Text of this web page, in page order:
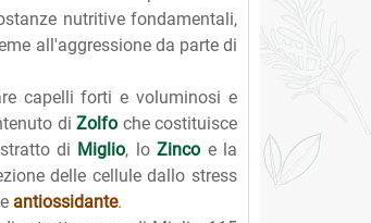
nutritive fondamentali,
all'aggressione da parte di
capelli forti e voluminosi e
diZolfo che costituisce
di Miglio, loZinco e la
delle cellule dallo stress
antiossidante.